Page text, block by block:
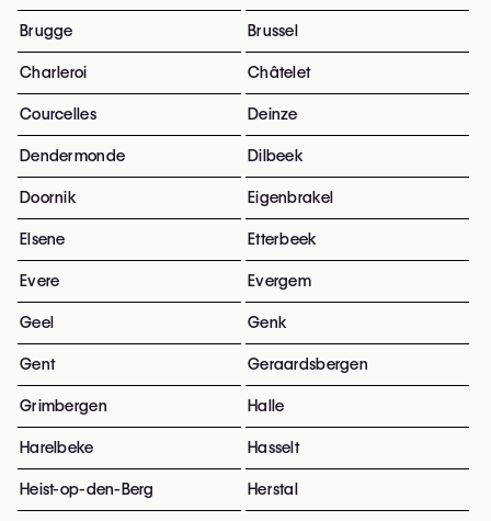
Brugge Brussel
Charleroi Châtelet
Courcelles Deinze
Dendermonde Dilbeek
Doornik Eigenbrakel
Elsene Etterbeek
Evere Evergem
Geel Genk
Gent Geraardsbergen
Grimbergen Halle
Harelbeke Hasselt
Heist-op-den-Berg Herstal